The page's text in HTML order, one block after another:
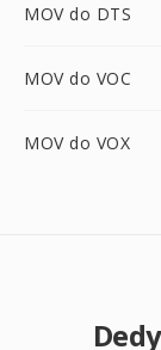
MOV do DTS
MOV do VOC
MOV do VOX